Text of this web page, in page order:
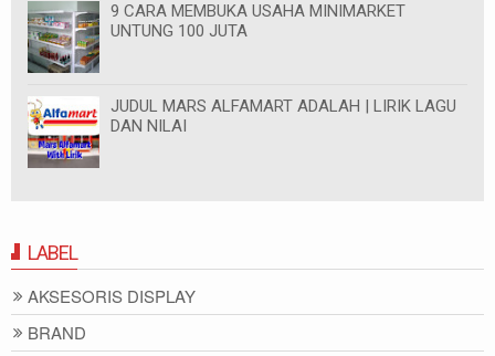
9 CARA MEMBUKA USAHA MINIMARKET
UNTUNG 100 JUTA
JUDUL MARS ALFAMART ADALAH | LIRIK LAGU
DAN NILAI
LABEL
AKSESORIS DISPLAY
BRAND